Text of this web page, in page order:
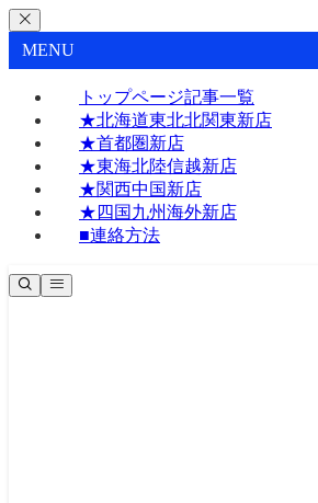
MENU
トップページ記事一覧
★北海道東北北関東新店
★首都圏新店
★東海北陸信越新店
★関西中国新店
★四国九州海外新店
■連絡方法